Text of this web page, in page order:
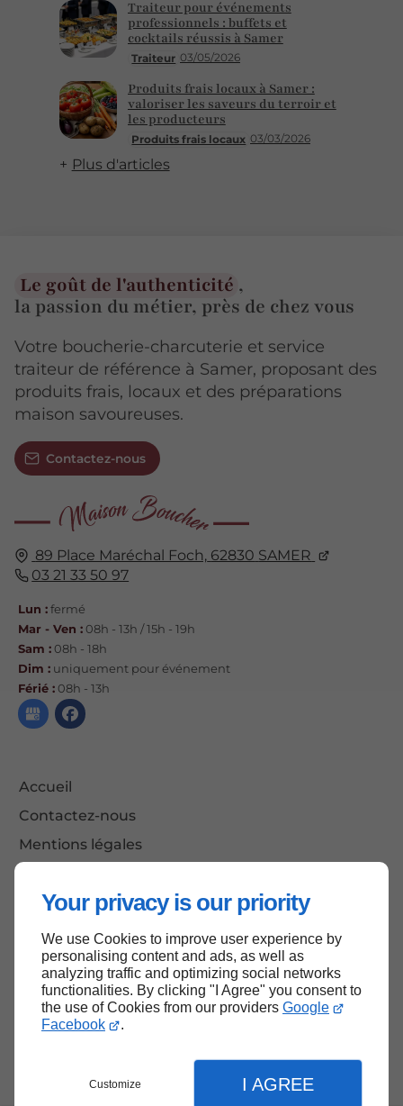
Your privacy is our priority
We use Cookies to improve user experience by
personalising content and ads, as well as
analyzing traffic and optimizing social networks
functionalities. By clicking "I Agree" you consent to
the use of Cookies from our providers Google
Facebook
.
Customize I AGREE
Traiteur 03/05/2026
Traiteur pour événements
professionnels : buffets et
cocktails réussis à Samer
Produits frais locaux 03/03/2026
Produits frais locaux à Samer :
valoriser les saveurs du terroir et
les producteurs
Plus d'articles
Le goût de l'authenticité ,
la passion du métier, près de chez vous
Votre boucherie-charcuterie et service
traiteur de référence à Samer, proposant des
produits frais, locaux et des préparations
maison savoureuses.
Contactez-nous
89 Place Maréchal Foch, 62830 SAMER
03 21 33 50 97
Lun :fermé
Mar - Ven : 08h - 13h / 15h - 19h
Sam : 08h - 18h
Dim : uniquement pour événement
Férié : 08h - 13h
Accueil
Contactez-nous
Mentions légales
Haut de page